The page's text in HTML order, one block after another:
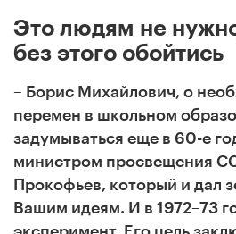
Это людям не
без этого обойтись
– Борис Михайлович, о
перемен в школьном
задумываться еще в 60-е
министром просвещения
Прокофьев, который и дал
Вашим идеям. И в 1972–73